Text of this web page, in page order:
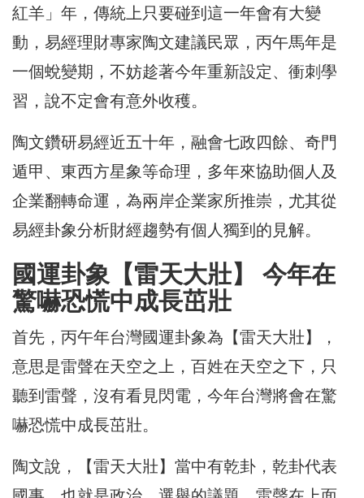
紅羊」年，傳統上只要碰到這一年會有大變
動，易經理財專家陶文建議民眾，丙午馬年是
一個蛻變期，不妨趁著今年重新設定、衝刺學
習，說不定會有意外收穫。
陶文鑽研易經近五十年，融會七政四餘、奇門
遁甲、東西方星象等命理，多年來協助個人及
企業翻轉命運，為兩岸企業家所推崇，尤其從
易經卦象分析財經趨勢有個人獨到的見解。
國運卦象【雷天大壯】 今年在
驚嚇恐慌中成長茁壯
首先，丙午年台灣國運卦象為【雷天大壯】，
意思是雷聲在天空之上，百姓在天空之下，只
聽到雷聲，沒有看見閃電，今年台灣將會在驚
嚇恐慌中成長茁壯。
陶文說，【雷天大壯】當中有乾卦，乾卦代表